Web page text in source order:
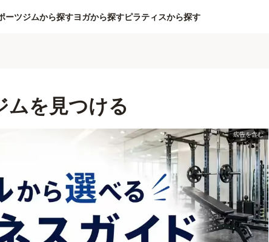
ーツジムから探すヨガから探すピラティスから探す
ムを見つける